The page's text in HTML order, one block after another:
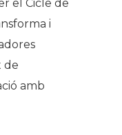
el Cicle de
i
de
amb